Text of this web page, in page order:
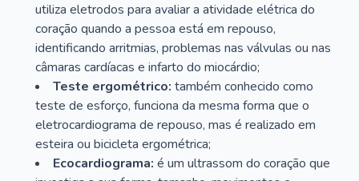
utiliza eletrodos para avaliar a atividade elétrica do
coração quando a pessoa está em repouso,
identificando arritmias, problemas nas válvulas ou nas
câmaras cardíacas e infarto do miocárdio;
Teste ergométrico: também conhecido como
teste de esforço, funciona da mesma forma que o
eletrocardiograma de repouso, mas é realizado em
esteira ou bicicleta ergométrica;
Ecocardiograma: é um ultrassom do coração que